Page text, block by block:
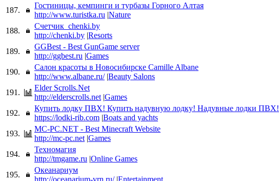
187.
Гостиницы, кемпинги и турбазы Горного Алтая
http://www.turistka.ru |Nature
188.
Счетчик_chenki.by
http://chenki.by |Resorts
189.
GGBest - Best GunGame server
http://ggbest.ru |Games
190.
Салон красоты в Новосибирске Camille Albane
http://www.albane.ru/ |Beauty Salons
191.
Elder Scrolls.Net
http://elderscrolls.net |Games
192.
Купить лодку ПВХ! Купить надувную лодку! Надувные лодки ПВХ!
https://lodki-rib.com |Boats and yachts
193.
MC-PC.NET - Best Minecraft Website
http://mc-pc.net |Games
194.
Техномагия
http://tmgame.ru |Online Games
195.
Океанариум
http://oceanarium-vrn.ru/ |Entertainment